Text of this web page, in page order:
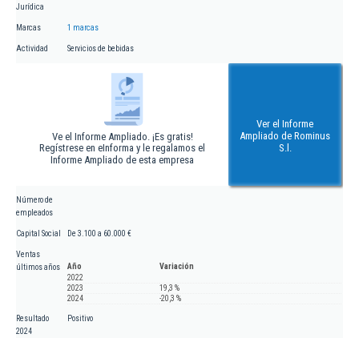
Jurídica
Marcas 1 marcas
Actividad Servicios de bebidas
Ve el Informe Ampliado. ¡Es gratis!
Regístrese en eInforma y le regalamos el
Informe Ampliado de esta empresa
Ver el Informe
Ampliado de Rominus
S.l.
Número de
empleados
Capital Social De 3.100 a 60.000 €
Ventas
últimos años
Año
Variación
2022
2023
19,3 %
2024
-20,3 %
Resultado
2024
Positivo